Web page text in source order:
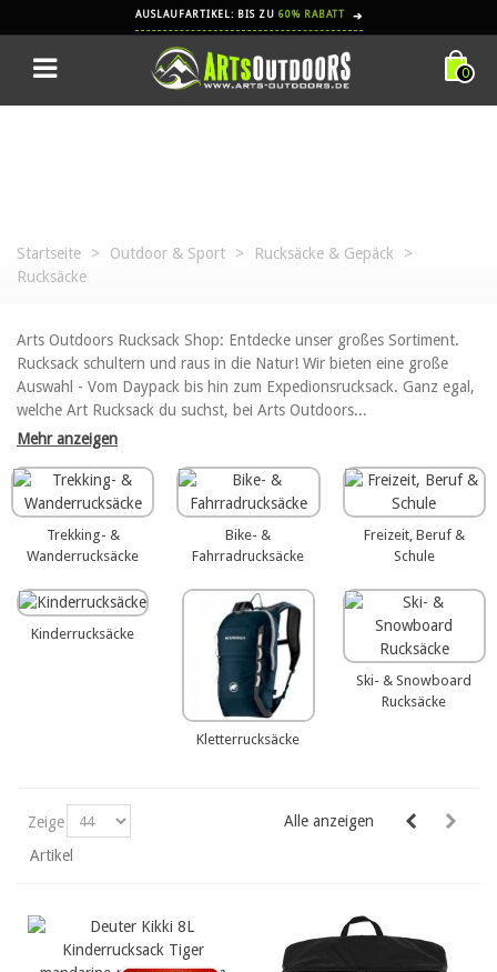
AUSLAUFARTIKEL: BIS ZU 60% RABATT ➔
0
Startseite > Outdoor & Sport > Rucksäcke & Gepäck
>
Rucksäcke
Arts Outdoors Rucksack Shop: Entdecke unser großes Sortiment.
Rucksack schultern und raus in die Natur! Wir bieten eine große
Auswahl - Vom Daypack bis hin zum Expedionsrucksack. Ganz egal,
welche Art Rucksack du suchst, bei Arts Outdoors...
Mehr anzeigen
Trekking- &
Wanderrucksäcke
Bike- &
Fahrradrucksäcke
Freizeit, Beruf &
Schule
Kinderrucksäcke
Kletterrucksäcke
Ski- & Snowboard
Rucksäcke
Zeige
Artikel
Alle anzeigen